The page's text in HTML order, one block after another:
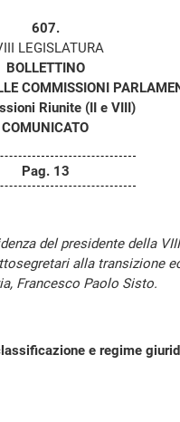
607.
LEGISLATURA
BOLLETTINO
COMMISSIONI
Riunite (II e VIII)
COMUNICATO
Pag. 13
del presidente della
alla transizione
Francesco Paolo Sisto.
e regime